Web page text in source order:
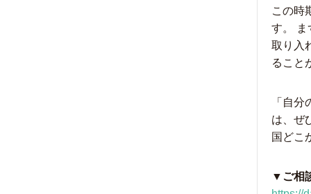
この時
す。 ま
取り入
ること
「自
は、ぜ
国どこ
▼ご相